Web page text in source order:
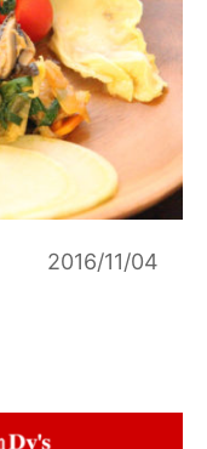
2016/11/04